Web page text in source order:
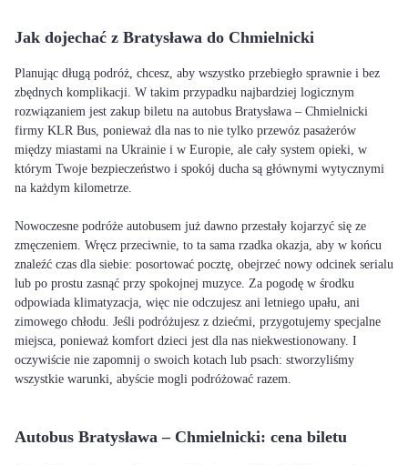
Jak dojechać z Bratysława do Chmielnicki
Planując długą podróż, chcesz, aby wszystko przebiegło sprawnie i bez
zbędnych komplikacji. W takim przypadku najbardziej logicznym
rozwiązaniem jest zakup biletu na autobus Bratysława – Chmielnicki
firmy KLR Bus, ponieważ dla nas to nie tylko przewóz pasażerów
między miastami na Ukrainie i w Europie, ale cały system opieki, w
którym Twoje bezpieczeństwo i spokój ducha są głównymi wytycznymi
na każdym kilometrze.
Nowoczesne podróże autobusem już dawno przestały kojarzyć się ze
zmęczeniem. Wręcz przeciwnie, to ta sama rzadka okazja, aby w końcu
znaleźć czas dla siebie: posortować pocztę, obejrzeć nowy odcinek serialu
lub po prostu zasnąć przy spokojnej muzyce. Za pogodę w środku
odpowiada klimatyzacja, więc nie odczujesz ani letniego upału, ani
zimowego chłodu. Jeśli podróżujesz z dziećmi, przygotujemy specjalne
miejsca, ponieważ komfort dzieci jest dla nas niekwestionowany. I
oczywiście nie zapomnij o swoich kotach lub psach: stworzyliśmy
wszystkie warunki, abyście mogli podróżować razem.
Autobus Bratysława – Chmielnicki: cena biletu